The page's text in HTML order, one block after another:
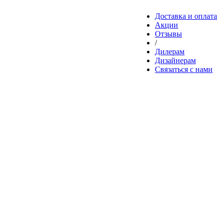
Доставка и оплата
Акции
Отзывы
/
Дилерам
Дизайнерам
Связаться с нами